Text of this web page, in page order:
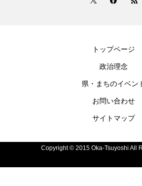
トップページ
政治理念
県・まちのイベン
お問い合わせ
サイトマップ
Copyright © 2015 Oka-Tsuyoshi All